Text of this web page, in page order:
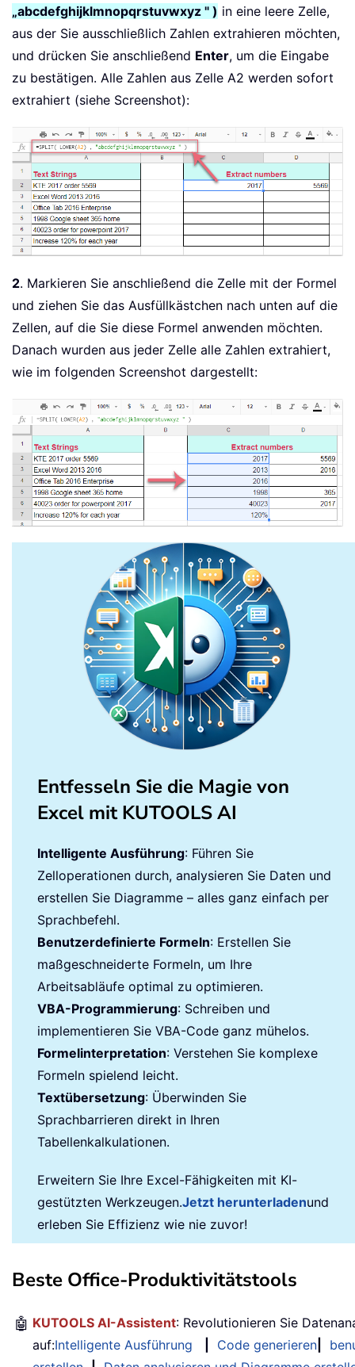
„abcdefghijklmnopqrstuvwxyz " ) in eine leere Zelle,
aus der Sie ausschließlich Zahlen extrahieren möchten,
und drücken Sie anschließend Enter, um die Eingabe
zu bestätigen. Alle Zahlen aus Zelle A2 werden sofort
extrahiert (siehe Screenshot):
2. Markieren Sie anschließend die Zelle mit der Formel
und ziehen Sie das Ausfüllkästchen nach unten auf die
Zellen, auf die Sie diese Formel anwenden möchten.
Danach wurden aus jeder Zelle alle Zahlen extrahiert,
wie im folgenden Screenshot dargestellt:
Entfesseln Sie die Magie von
Excel mit KUTOOLS AI
Intelligente Ausführung: Führen Sie
Zelloperationen durch, analysieren Sie Daten und
erstellen Sie Diagramme – alles ganz einfach per
Sprachbefehl.
Benutzerdefinierte Formeln: Erstellen Sie
maßgeschneiderte Formeln, um Ihre
Arbeitsabläufe optimal zu optimieren.
VBA-Programmierung: Schreiben und
implementieren Sie VBA-Code ganz mühelos.
Formelinterpretation: Verstehen Sie komplexe
Formeln spielend leicht.
Textübersetzung: Überwinden Sie
Sprachbarrieren direkt in Ihren
Tabellenkalkulationen.
Erweitern Sie Ihre Excel-Fähigkeiten mit KI-
gestützten Werkzeugen.Jetzt herunterladenund
erleben Sie Effizienz wie nie zuvor!
Beste Office-Produktivitätstools
🤖 KUTOOLS AI-Assistent: Revolutionieren Sie
auf:Intelligente Ausführung Code generieren